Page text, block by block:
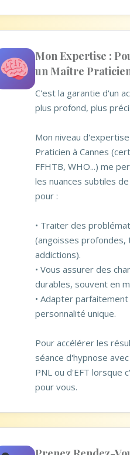
Mon Expertise :
un Maître
C'est la garantie d'un
plus profond, plus
Mon niveau
Praticien à Cannes
FFHTB, WHO...) me
les nuances subtiles
pour :
• Traiter des
(angoisses profondes,
addictions).
• Vous assurer des
durables, souvent en
• Adapter
personnalité unique.
Pour accélérer les
séance d'hypnose
PNL ou d'EFT lorsque
pour vous.